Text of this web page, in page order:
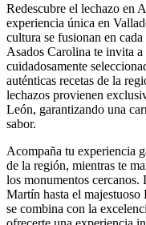
Redescubre el lechazo en
experiencia única en
cultura se fusionan en
Asados Carolina te invita
cuidadosamente
auténticas recetas de la
lechazos provienen
León, garantizando una
sabor.
Acompaña tu experiencia
de la región, mientras te
los monumentos cercanos.
Martín hasta el
se combina con la